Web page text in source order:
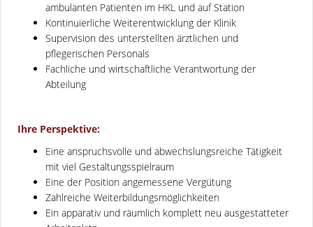
ambulanten Patienten im HKL und auf Station
Kontinuierliche Weiterentwicklung der Klinik
Supervision des unterstellten ärztlichen und
pflegerischen Personals
Fachliche und wirtschaftliche Verantwortung der
Abteilung
Ihre Perspektive:
Eine anspruchsvolle und abwechslungsreiche Tätigkeit
mit viel Gestaltungsspielraum
Eine der Position angemessene Vergütung
Zahlreiche Weiterbildungsmöglichkeiten
Ein apparativ und räumlich komplett neu ausgestatteter